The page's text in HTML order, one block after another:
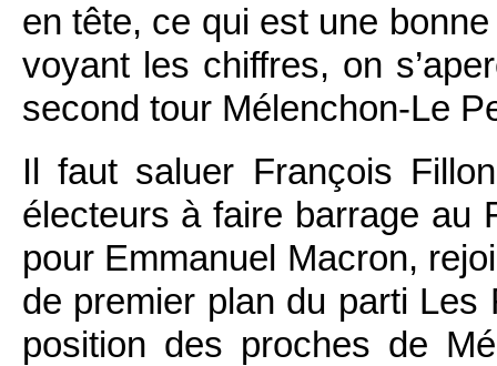
en tête, ce qui est une
voyant les chiffres, on
second tour Mélenchon-Le
Il faut saluer François
électeurs à faire barrage au
pour Emmanuel Macron,
de premier plan du parti Les
position des proches de